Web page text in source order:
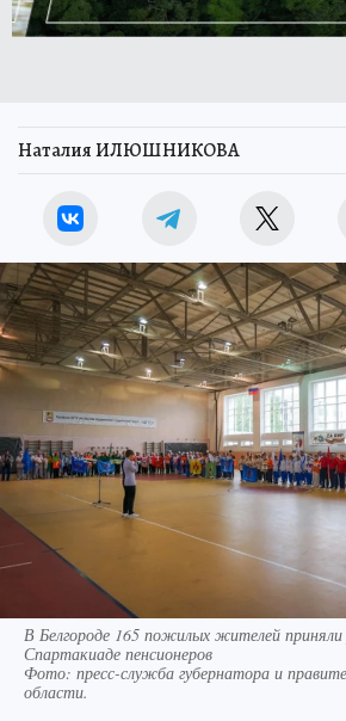
Наталия ИЛЮШНИКОВА
В Белгороде 165 пожилых жителей
Спартакиаде пенсионеров
Фото: пресс-служба губернатора и
области.